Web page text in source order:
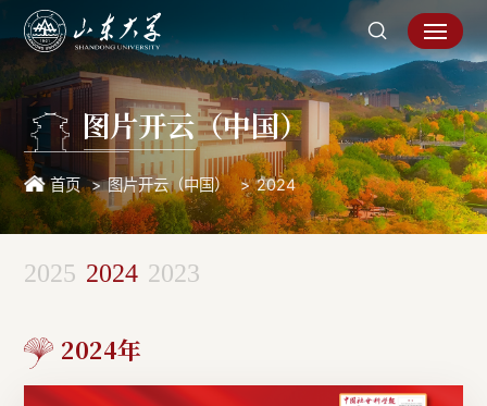
图片开云（中国）
首页 图片开云（中国） 2024
2025 2024 2023
2024年